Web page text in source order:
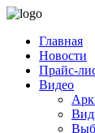
Главная
Новости
Прайс-
Видео